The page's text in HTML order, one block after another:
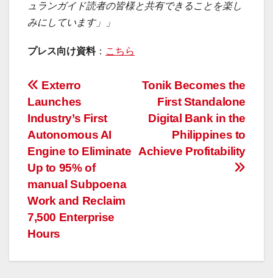
ュランガイド読者の皆様と共有できることを楽し
みにしています」」
プレス向け資料： こちら
投
稿
ナ
ビ
ゲ
ー
シ
ョ
Tonik Becomes the
First Standalone
Digital Bank in the
Philippines to
Achieve Profitability
Exterro
Launches
Industry’s First
Autonomous AI
Engine to Eliminate
Up to 95% of
manual Subpoena
Work and Reclaim
7,500 Enterprise
Hours